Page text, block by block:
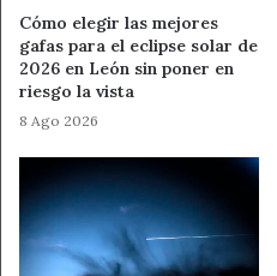
Cómo elegir las mejores
gafas para el eclipse solar de
2026 en León sin poner en
riesgo la vista
8 Ago 2026